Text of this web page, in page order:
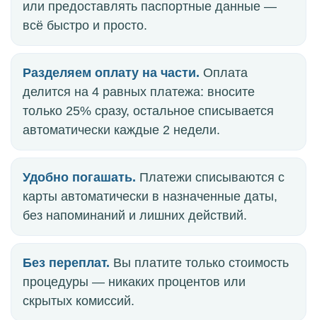
или предоставлять паспортные данные —
всё быстро и просто.
Разделяем оплату на части. Оплата
делится на 4 равных платежа: вносите
только 25% сразу, остальное списывается
автоматически каждые 2 недели.
Удобно погашать. Платежи списываются с
карты автоматически в назначенные даты,
без напоминаний и лишних действий.
Без переплат. Вы платите только стоимость
процедуры — никаких процентов или
скрытых комиссий.